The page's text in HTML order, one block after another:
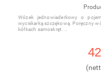
Wózek jednowiaderkowy o
wyciskarką szczękową. Poręczny
kółkach samoskręt